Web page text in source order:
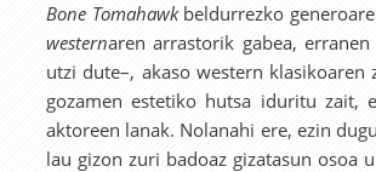
Bone Tomahawkbeldurrezko
westernaren arrastorik gabea,
utzi dute–, akaso western
gozamen estetiko hutsa iduritu zait,
aktoreen lanak. Nolanahi ere, ezin
lau gizon zuri badoaz gizatasun osoa